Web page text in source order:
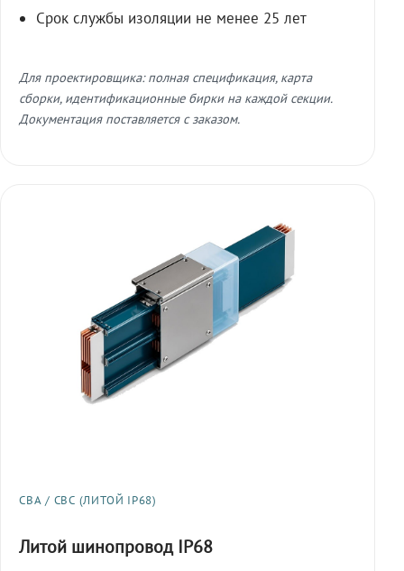
Срок службы изоляции не менее 25 лет
Для проектировщика: полная спецификация, карта
сборки, идентификационные бирки на каждой секции.
Документация поставляется с заказом.
СВА / СВС (ЛИТОЙ IP68)
Литой шинопровод IP68